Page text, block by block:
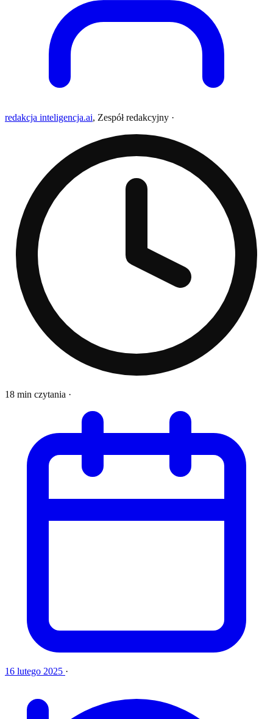
redakcja inteligencja.ai, Zespół redakcyjny ·
18 min czytania ·
16 lutego 2025 ·